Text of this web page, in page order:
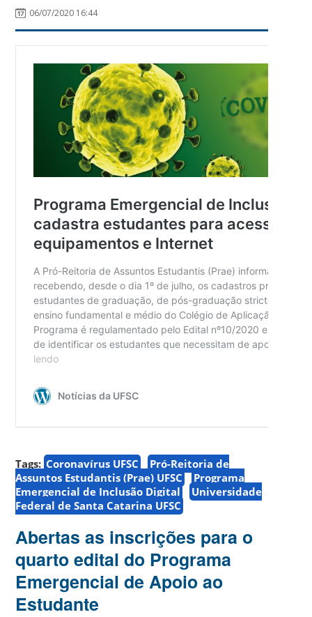
06/07/2020 16:44
Tags: Coronavírus UFSC
Pró-Reitoria de
Assuntos Estudantis (Prae) UFSC
Programa
Emergencial de Inclusão Digital
Universidade
Federal de Santa Catarina UFSC
Abertas as inscrições para o
quarto edital do Programa
Emergencial de Apoio ao
Estudante